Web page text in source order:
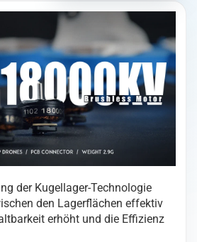
Brushless
(4Stk.)
Menge
der Kugellager-Technologie
den Lagerflächen effektiv
erhöht unddie Effizienz